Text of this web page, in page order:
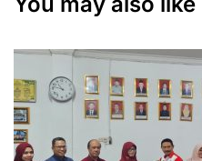
2025 Secara
Daring